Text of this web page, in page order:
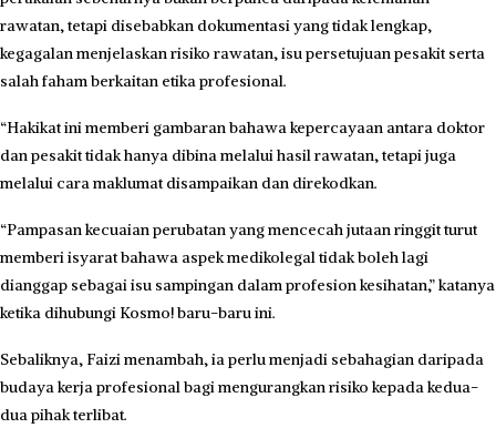
rawatan, tetapi disebabkan dokumentasi yang tidak lengkap,
kegagalan menjelaskan risiko rawatan, isu persetujuan pesakit serta
salah faham berkaitan etika profesional.
“Hakikat ini memberi gambaran bahawa kepercayaan antara doktor
dan pesakit tidak hanya dibina melalui hasil rawatan, tetapi juga
melalui cara maklumat disampaikan dan direkodkan.
“Pampasan kecuaian perubatan yang mencecah jutaan ringgit turut
memberi isyarat bahawa aspek medikolegal tidak boleh lagi
dianggap sebagai isu sampingan dalam profesion kesihatan,” katanya
ketika dihubungi Kosmo! baru-baru ini.
Sebaliknya, Faizi menambah, ia perlu menjadi sebahagian daripada
budaya kerja profesional bagi mengurangkan risiko kepada kedua-
dua pihak terlibat.